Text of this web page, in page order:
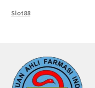
Slot88